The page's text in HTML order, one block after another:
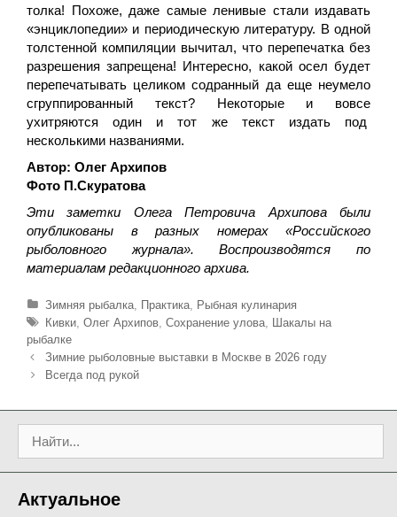
толка! Похоже, даже самые ленивые стали издавать
«энциклопедии» и периодическую литературу. В одной
толстенной компиляции вычитал, что перепечатка без
разрешения запрещена! Интересно, какой осел будет
перепечатывать целиком содранный да еще неумело
сгруппированный текст? Некоторые и вовсе
ухитряются один и тот же текст издать под
несколькими названиями.
Автор: Олег Архипов
Фото П.Скуратова
Эти заметки Олега Петровича Архипова были
опубликованы в разных номерах «Российского
рыболовного журнала». Воспроизводятся по
материалам редакционного архива.
Р
у
б
р
и
Зимняя рыбалка, Практика, Рыбная кулинария
М
е
т
к
Кивки, Олег Архипов, Сохранение улова, Шакалы на
рыбалке
Н
а
и
г
ц
и
з
Зимние рыболовные выставки в Москве в 2026 году
Всегда под рукой
к
Актуальное